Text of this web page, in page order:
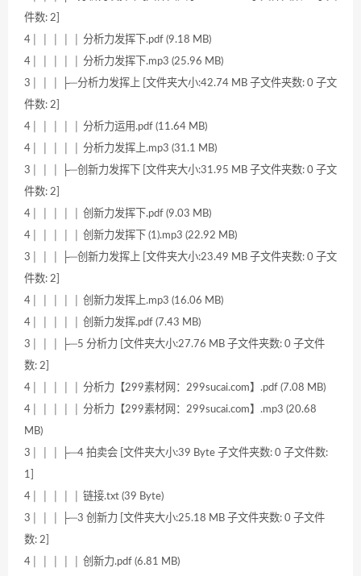
件数: 2]
4│ │ │ │ │ 分析力发挥下.pdf (9.18 MB)
4│ │ │ │ │ 分析力发挥下.mp3 (25.96 MB)
3│ │ │ ├─分析力发挥上 [文件夹大小:42.74 MB 子文件夹数: 0 子文
件数: 2]
4│ │ │ │ │ 分析力运用.pdf (11.64 MB)
4│ │ │ │ │ 分析力发挥上.mp3 (31.1 MB)
3│ │ │ ├─创新力发挥下 [文件夹大小:31.95 MB 子文件夹数: 0 子文
件数: 2]
4│ │ │ │ │ 创新力发挥下.pdf (9.03 MB)
4│ │ │ │ │ 创新力发挥下 (1).mp3 (22.92 MB)
3│ │ │ ├─创新力发挥上 [文件夹大小:23.49 MB 子文件夹数: 0 子文
件数: 2]
4│ │ │ │ │ 创新力发挥上.mp3 (16.06 MB)
4│ │ │ │ │ 创新力发挥.pdf (7.43 MB)
3│ │ │ ├─5 分析力 [文件夹大小:27.76 MB 子文件夹数: 0 子文件
数: 2]
4│ │ │ │ │ 分析力【299素材网：299sucai.com】.pdf (7.08 MB)
4│ │ │ │ │ 分析力【299素材网：299sucai.com】.mp3 (20.68
MB)
3│ │ │ ├─4 拍卖会 [文件夹大小:39 Byte 子文件夹数: 0 子文件数:
1]
4│ │ │ │ │ 链接.txt (39 Byte)
3│ │ │ ├─3 创新力 [文件夹大小:25.18 MB 子文件夹数: 0 子文件
数: 2]
4│ │ │ │ │ 创新力.pdf (6.81 MB)